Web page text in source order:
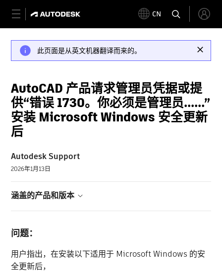
CN
此页面是从英文机器翻译而来的。
AutoCAD 产品请求管理员凭据或提
供“错误 1730。你必须是管理员......”
安装 Microsoft Windows 安全更新
后
Autodesk Support
2026年1月13日
涵盖的产品和版本
问题：
用户指出，在安装以下适用于 Microsoft Windows 的安
全更新后，